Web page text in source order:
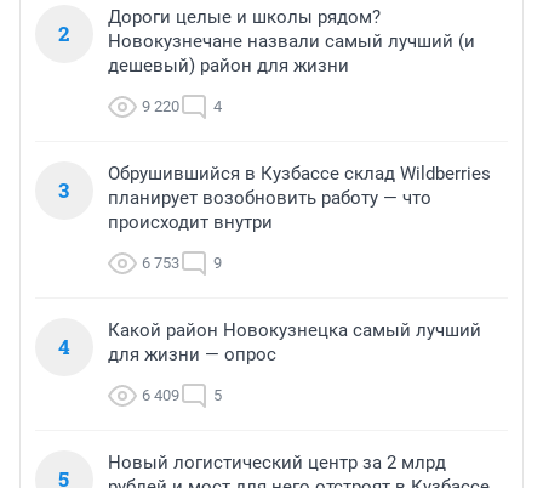
2
Дороги целые и школы рядом?
Новокузнечане назвали самый лучший (и
дешевый) район для жизни
9 220 4
3
Обрушившийся в Кузбассе склад Wildberries
планирует возобновить работу — что
происходит внутри
6 753 9
4
Какой район Новокузнецка самый лучший
для жизни — опрос
6 409 5
5
Новый логистический центр за 2 млрд